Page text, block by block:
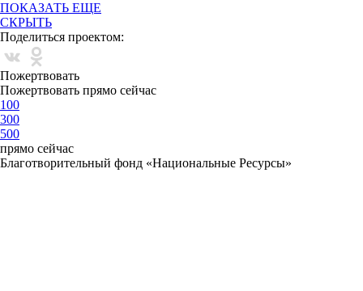
ПОКАЗАТЬ ЕЩЕ
СКРЫТЬ
Поделиться проектом:
Пожертвовать
Пожертвовать прямо сейчас
100
300
500
прямо сейчас
Благотворительный фонд «Национальные Ресурсы»